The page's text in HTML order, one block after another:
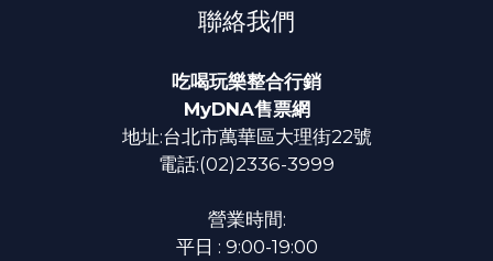
聯絡我們
吃喝玩樂整合行銷
MyDNA售票網
地址:台北市萬華區大理街22號
電話:(02)2336-3999
營業時間:
平日 : 9:00-19:00